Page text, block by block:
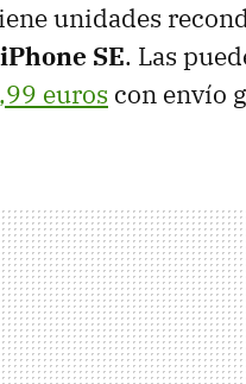
unidades
iPhone SE. Las
euros con envío